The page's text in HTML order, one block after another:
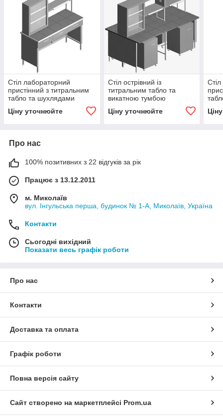
Стіл лабораторний
пристінний з титральним
табло та шухлядами
Ціну уточнюйте
Стіл острівний із
титральним табло та
викатною тумбою
Ціну уточнюйте
Про нас
100% позитивних з 22 відгуків за рік
Працює з 13.12.2011
м. Миколаїв
вул. Інгульська перша, будинок № 1-А, Миколаїв, Україна
Контакти
Сьогодні вихідний
Показати весь графік роботи
Про нас
Контакти
Доставка та оплата
Графік роботи
Повна версія сайту
Сайт створено на маркетплейсі Prom.ua